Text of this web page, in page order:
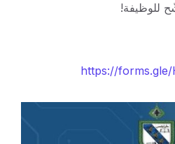
للوظيفة!
https://forms.gle/